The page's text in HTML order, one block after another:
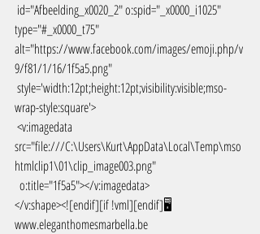
type="#_x0000_t75"
alt="https://www.facebook.com/images/emoji.php/v
9/f81/1/16/1f5a5.png"
wrap-style:square'>
src="file:///C:\Users\Kurt\AppData\Local\Temp\mso
htmlclip1\01\clip_image003.png"
  o:title="1f5a5"></v:imagedata>
</v:shape><![endif][if !vml][endif]🖥️
www.eleganthomesmarbella.be